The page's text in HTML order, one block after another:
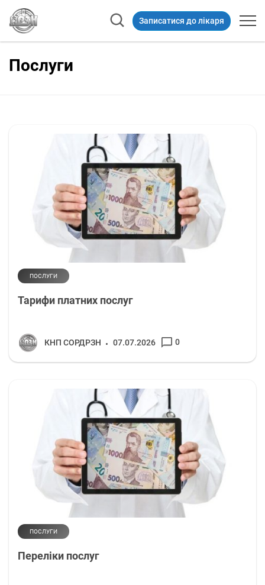
Записатися до лікаря
Послуги
ПОСЛУГИ
Тарифи платних послуг
КНП СОРДРЗН 07.07.2026 0
ПОСЛУГИ
Переліки послуг